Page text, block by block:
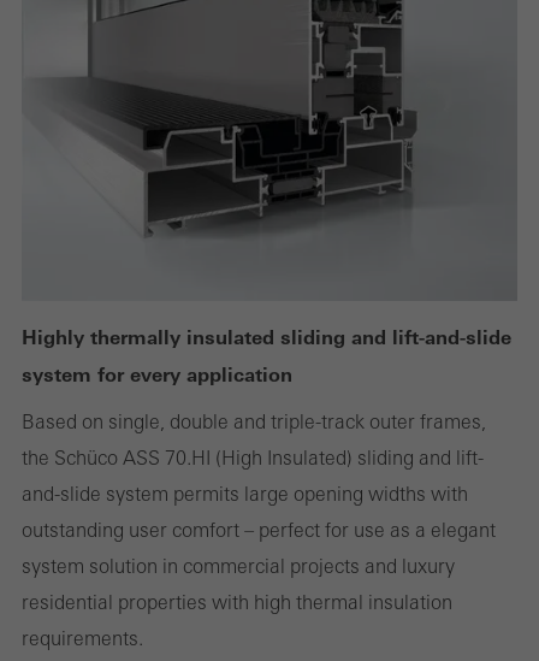
Highly thermally insulated sliding and lift-and-slide
system for every application
Based on single, double and triple-track outer frames,
the Schüco ASS 70.HI (High Insulated) sliding and lift-
and-slide system permits large opening widths with
outstanding user comfort – perfect for use as a elegant
system solution in commercial projects and luxury
residential properties with high thermal insulation
requirements.
대한 정보를 수집합니다.
마케팅/타사 쿠키
마케팅 쿠키는 제3자 제공자가 개별 사용자를 위한 개인화되고 매
력적인 광고를 표시하는 데 사용됩니다. 웹사이트에서 사용자를
"팔로우"하여 이를 수행합니다. 여기에는 서비스를 독립적으로 제